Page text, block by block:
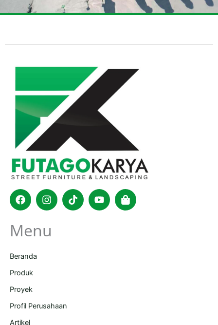
FacebookInstagram
TiktokYoutubeShopping-
bag
Menu
Beranda
Produk
Proyek
Profil Perusahaan
Artikel